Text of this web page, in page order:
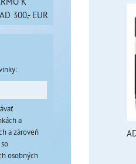
300,- EUR
a
a zároveň
osobných